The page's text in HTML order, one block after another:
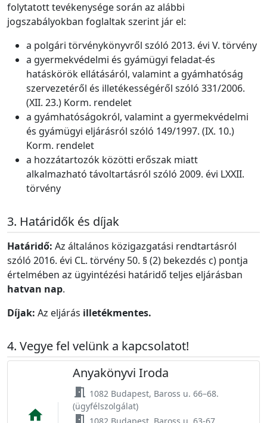
folytatott tevékenysége során az alábbi
jogszabályokban foglaltak szerint jár el:
a polgári törvénykönyvről szóló 2013. évi V. törvény
a gyermekvédelmi és gyámügyi feladat-és
hatáskörök ellátásáról, valamint a gyámhatóság
szervezetéről és illetékességéről szóló 331/2006.
(XII. 23.) Korm. rendelet
a gyámhatóságokról, valamint a gyermekvédelmi
és gyámügyi eljárásról szóló 149/1997. (IX. 10.)
Korm. rendelet
a hozzátartozók közötti erőszak miatt
alkalmazható távoltartásról szóló 2009. évi LXXII.
törvény
Határidők és díjak
Határidő: Az általános közigazgatási rendtartásról
szóló 2016. évi CL. törvény 50. § (2) bekezdés c) pontja
értelmében az ügyintézési határidő teljes eljárásban
hatvan nap.
Díjak: Az eljárás illetékmentes.
Vegye fel velünk a kapcsolatot!
home
Anyakönyvi Iroda
meeting_room 1082 Budapest, Baross u. 66–68.
(ügyfélszolgálat)
meeting_room